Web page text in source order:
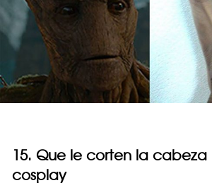
15. Que le corten la cabeza
cosplay